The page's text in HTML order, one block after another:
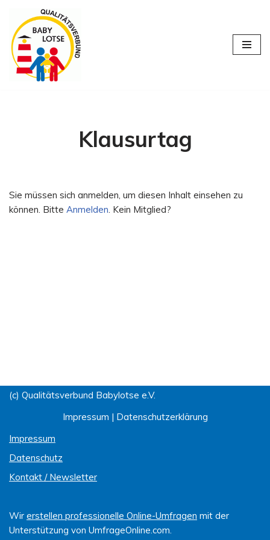
Zum
Inhalt
springen
Klausurtag
Sie müssen sich anmelden, um diesen Inhalt einsehen zu
können. Bitte Anmelden. Kein Mitglied?
(c) Qualitätsverbund Babylotse e.V.
Impressum | Datenschutzerklärung
Impressum
Datenschutz
Kontakt / Newsletter
Wir erstellen professionelle Online-Umfragen mit der
Unterstützung von UmfrageOnline.com.